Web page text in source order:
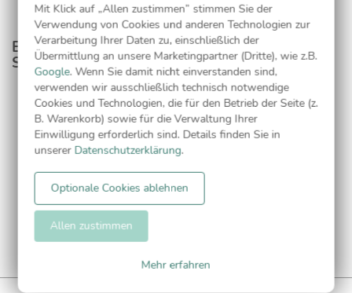
Entdecken Sie passende Produkte aus dieser
Serie
Adressaufkleber
Mit Klick auf „Allen zustimmen” stimmen Sie der
Verwendung von Cookies und anderen Technologien zur
Verarbeitung Ihrer Daten zu, einschließlich der
Übermittlung an unsere Marketingpartner (Dritte), wie z.B.
Google. Wenn Sie damit nicht einverstanden sind,
verwenden wir ausschließlich technisch notwendige
Cookies und Technologien, die für den Betrieb der Seite (z.
B. Warenkorb) sowie für die Verwaltung Ihrer
Einwilligung erforderlich sind. Details finden Sie in
unserer Datenschutzerklärung.
Mehr erfahren
Optionale Cookies ablehnen
Allen zustimmen